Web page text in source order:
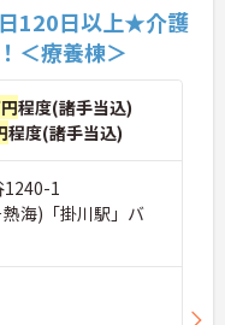
日120日以上★介護
＜療養棟＞
程度(諸手当込)
程度(諸手当込)
1240-1
海)「掛川駅」バ